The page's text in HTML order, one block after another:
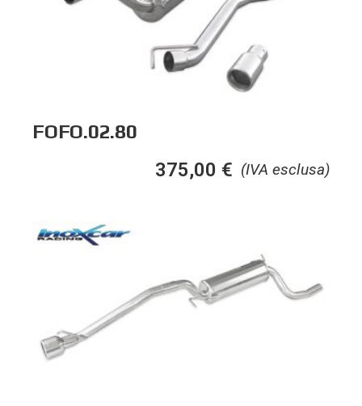
FOFO.02.80
(IVA esclusa)
375,00 €